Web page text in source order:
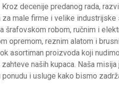
decenije predanog rada,
male firme i velike industrijske
šrafovskom robom, ručnim i
opremom, reznim alatom i
asortiman proizvoda koji
naših kupaca. Naša misija
ponudu i usluge kako bismo